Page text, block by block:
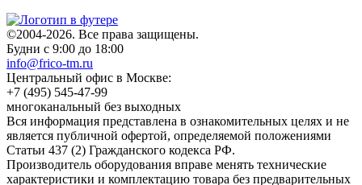
©2004-2026. Все права защищены.
Будни с 9:00 до 18:00
info@frico-tm.ru
Центральный офис в Москве:
+7 (495) 545-47-99
многоканальный без выходных
Вся информация представлена в ознакомительных целях и не
является публичной офертой, определяемой положениями
Статьи 437 (2) Гражданского кодекса РФ.
Производитель оборудования вправе менять технические
характеристики и комплектацию товара без предварительных